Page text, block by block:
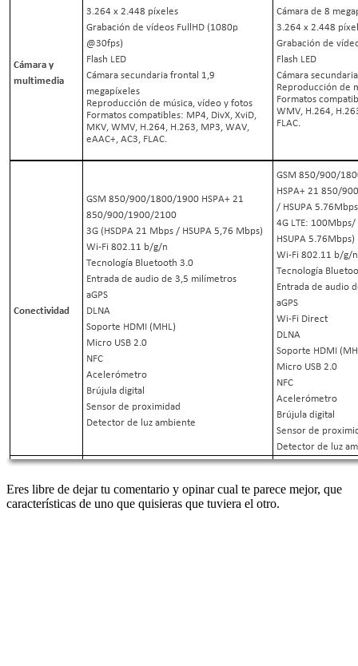
Eres libre de dejar tu comentario y opinar cual te parece mejor, que
características de uno que quisieras que tuviera el otro.